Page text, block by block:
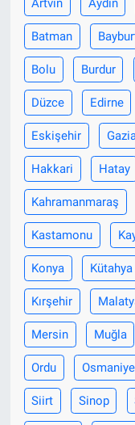
Artvin Aydın
Batman
Bolu Burdur
Düzce Edirne
Eskişehir
Hakkari Hatay
Kahramanmaraş
Kastamonu
Konya Kütahya
Kırşehir
Mersin Muğla
Ordu Osmaniye
Siirt Sinop